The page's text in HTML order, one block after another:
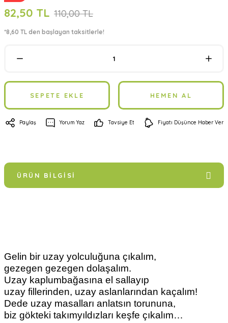
82,50 TL 110,00 TL
*8,60 TL den başlayan taksitlerle!
SEPETE EKLE HEMEN AL
Paylaş Yorum Yaz Tavsiye Et Fiyatı Düşünce Haber Ver
ÜRÜN BILGISI
Gelin bir uzay yolculuğuna çıkalım,
gezegen gezegen dolaşalım.
Uzay kaplumbağasına el sallayıp
uzay fillerinden, uzay aslanlarından kaçalım!
Dede uzay masalları anlatsın torununa,
biz gökteki takımyıldızları keşfe çıkalım…